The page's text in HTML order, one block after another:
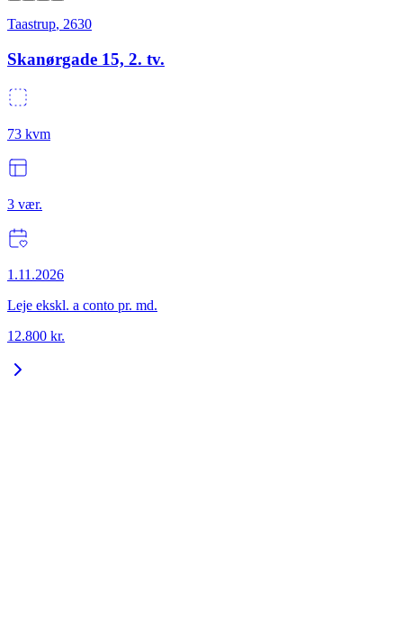
Taastrup, 2630
Skanørgade 15, 2. tv.
73 kvm
3 vær.
1.11.2026
Leje ekskl. a conto pr. md.
12.800 kr.